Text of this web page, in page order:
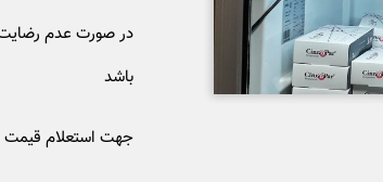
در صورت عدم
باشد
جهت استعلام قیمت